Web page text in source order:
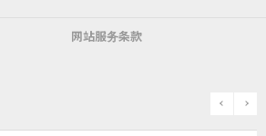
焊嘴温度计／电烙铁综合测试仪
综合目录
社长致辞
网站服务条款
prev